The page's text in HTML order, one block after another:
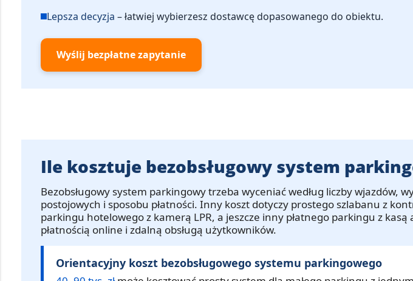
Lepsza decyzja – łatwiej wybierzesz dostawcę dopasowanego do obiektu.
Wyślij bezpłatne zapytanie
Ile kosztuje bezobsługowy system
Bezobsługowy system parkingowy trzeba wyceniać według liczby wjazdów,
postojowych i sposobu płatności. Inny koszt dotyczy prostego szlabanu z
parkingu hotelowego z kamerą LPR, a jeszcze inny płatnego parkingu z
płatnością online i zdalną obsługą użytkowników.
Orientacyjny koszt bezobsługowego systemu parkingowego